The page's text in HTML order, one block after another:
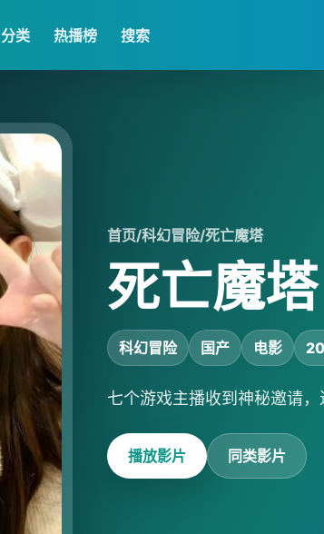
分类 热播榜 搜索
首页/科幻冒险/死亡魔塔
死亡魔塔
科幻冒险 国产 电影
七个游戏主播收到神秘邀请
播放影片 同类影片